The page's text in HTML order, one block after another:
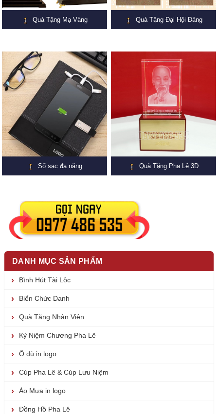
Quà Tặng Mạ Vàng Quà Tặng Đại Hội Đảng
Sổ sạc đa năng Quà Tặng Pha Lê 3D
DANH MỤC SẢN PHẨM
Bình Hút Tài Lộc
Biển Chức Danh
Quà Tặng Nhân Viên
Kỷ Niệm Chương Pha Lê
Ô dù in logo
Cúp Pha Lê & Cúp Lưu Niệm
Áo Mưa in logo
Đồng Hồ Pha Lê